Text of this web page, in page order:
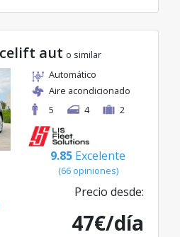
aut o similar
Automático
Aire acondicionado
5
4 2
9.85 Excelente
(66 opiniones)
Precio desde:
47€/día